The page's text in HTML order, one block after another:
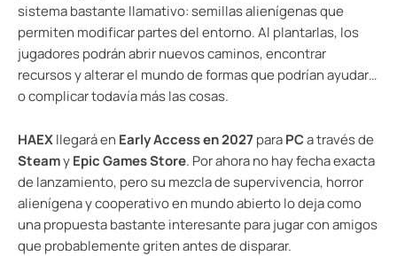
sistema bastante llamativo: semillas alienígenas que
permiten modificar partes del entorno. Al plantarlas, los
jugadores podrán abrir nuevos caminos, encontrar
recursos y alterar el mundo de formas que podrían ayudar…
o complicar todavía más las cosas.
HAEXllegará en Early Access en 2027paraPCa través de
SteamyEpic Games Store. Por ahora no hay fecha exacta
de lanzamiento, pero su mezcla de supervivencia, horror
alienígena y cooperativo en mundo abierto lo deja como
una propuesta bastante interesante para jugar con amigos
que probablemente griten antes de disparar.